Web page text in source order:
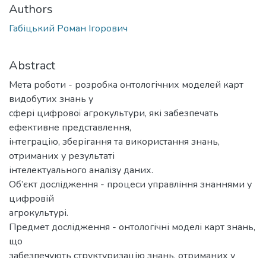
Authors
Габіцький Роман Ігорович
Abstract
Мета роботи - розробка онтологічних моделей карт
видобутих знань у
сфері цифрової агрокультури, які забезпечать
ефективне представлення,
інтеграцію, зберігання та використання знань,
отриманих у результаті
інтелектуального аналізу даних.
Об’єкт дослідження - процеси управління знаннями у
цифровій
агрокультурі.
Предмет дослідження - онтологічні моделі карт знань,
що